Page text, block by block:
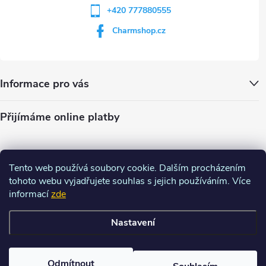
Tento web používá soubory cookie. Dalším procházením
tohoto webu vyjadřujete souhlas s jejich používáním. Více
informacízde
Nastavení
+420 777880555
Charmshop.cz
Informace pro vás
Přijímáme online platby
nastavení cookies